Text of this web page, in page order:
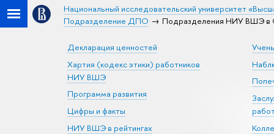
Национальный исследовательский университет
Подразделение ДПО
Подразделения НИУ ВШЭ в
Декларация ценностей
Хартия (кодекс этики) работников
НИУ ВШЭ
Программа развития
Цифры и факты
НИУ ВШЭ в рейтингах